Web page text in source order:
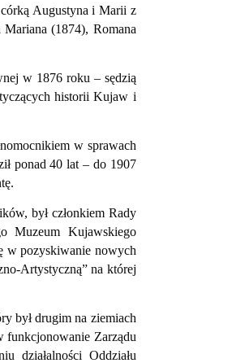
Augustyna i Marii z
(1874), Romana
w 1876 roku – sędzią
historii Kujaw i
w sprawach
ponad 40 lat – do 1907
był członkiem Rady
Muzeum Kujawskiego
w pozyskiwanie nowych
Artystyczną” na której
był drugim na ziemiach
funkcjonowanie Zarządu
działalności Oddziału